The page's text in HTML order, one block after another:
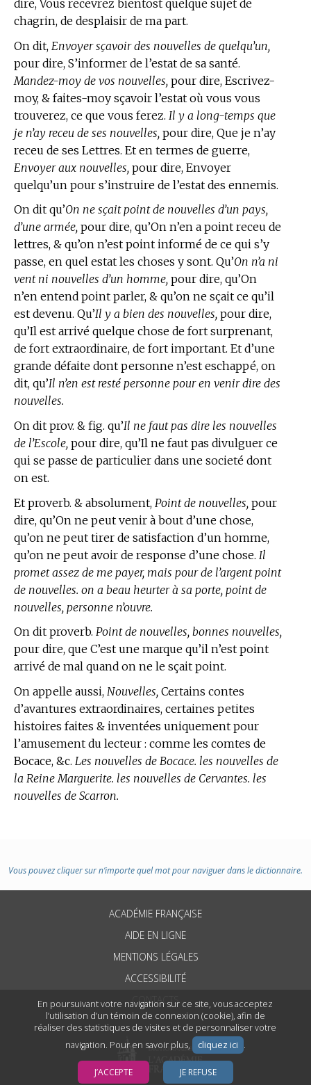
En poursuivant votre navigation sur ce site, vous acceptez
l’utilisation d’un témoin de connexion (cookie), afin de
réaliser des statistiques de visites et de personnaliser votre
navigation. Pour en savoir plus,
cliquez ici .
J’ACCEPTE JE REFUSE
dire, Vous recevrez bientost quelque sujet de
chagrin, de desplaisir de ma part.
On dit, Envoyer sçavoir des nouvelles de quelqu’un,
pour dire, S’informer de l’estat de sa santé.
Mandez-moy de vos nouvelles, pour dire, Escrivez-
moy, & faites-moy sçavoir l’estat où vous vous
trouverez, ce que vous ferez. Il y a long-temps que
je n’ay receu de ses nouvelles, pour dire, Que je n’ay
receu de ses Lettres. Et en termes de guerre,
Envoyer aux nouvelles, pour dire, Envoyer
quelqu’un pour s’instruire de l’estat des ennemis.
On dit qu’On ne sçait point de nouvelles d’un pays,
d’une armée, pour dire, qu’On n’en a point receu de
lettres, & qu’on n’est point informé de ce qui s’y
passe, en quel estat les choses y sont. Qu’On n’a ni
vent ni nouvelles d’un homme, pour dire, qu’On
n’en entend point parler, & qu’on ne sçait ce qu’il
est devenu. Qu’Il y a bien des nouvelles, pour dire,
qu’Il est arrivé quelque chose de fort surprenant,
de fort extraordinaire, de fort important. Et d’une
grande défaite dont personne n’est eschappé, on
dit, qu’Il n’en est resté personne pour en venir dire des
nouvelles.
On dit prov. & fig. qu’Il ne faut pas dire les nouvelles
de l’Escole, pour dire, qu’Il ne faut pas divulguer ce
qui se passe de particulier dans une societé dont
on est.
Et proverb. & absolument, Point de nouvelles, pour
dire, qu’On ne peut venir à bout d’une chose,
qu’on ne peut tirer de satisfaction d’un homme,
qu’on ne peut avoir de response d’une chose. Il
promet assez de me payer, mais pour de l’argent point
de nouvelles. on a beau heurter à sa porte, point de
nouvelles, personne n’ouvre.
On dit proverb. Point de nouvelles, bonnes nouvelles,
pour dire, que C’est une marque qu’il n’est point
arrivé de mal quand on ne le sçait point.
On appelle aussi, Nouvelles, Certains contes
d’avantures extraordinaires, certaines petites
histoires faites & inventées uniquement pour
l’amusement du lecteur : comme les comtes de
Bocace, &c. Les nouvelles de Bocace. les nouvelles de
la Reine Marguerite. les nouvelles de Cervantes. les
nouvelles de Scarron.
Vous pouvez cliquer sur n’importe quel mot pour naviguer dans le dictionnaire.
ACADÉMIE FRANÇAISE
AIDE EN LIGNE
MENTIONS LÉGALES
ACCESSIBILITÉ
CONTACTS